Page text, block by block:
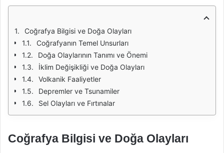
Coğrafya Bilgisi ve Doğa Olayları
Coğrafyanın Temel Unsurları
Doğa Olaylarının Tanımı ve Önemi
İklim Değişikliği ve Doğa Olayları
Volkanik Faaliyetler
Depremler ve Tsunamiler
Sel Olayları ve Fırtınalar
Coğrafya Bilgisi ve Doğa Olayları